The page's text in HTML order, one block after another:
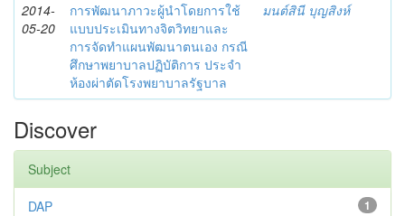
2014-
05-20
การพัฒนาภาวะผู้นำโดยการใช้
แบบประเมินทางจิตวิทยาและ
การจัดทำแผนพัฒนาตนเอง กรณี
ศึกษาพยาบาลปฏิบัติการ ประจำ
ห้องผ่าตัดโรงพยาบาลรัฐบาล
มนต์สินี บุญสิงห์
Discover
Subject
1
DAP